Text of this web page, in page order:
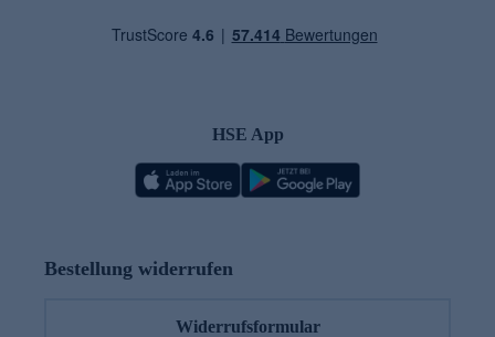
HSE App
Bestellung widerrufen
Widerrufsformular